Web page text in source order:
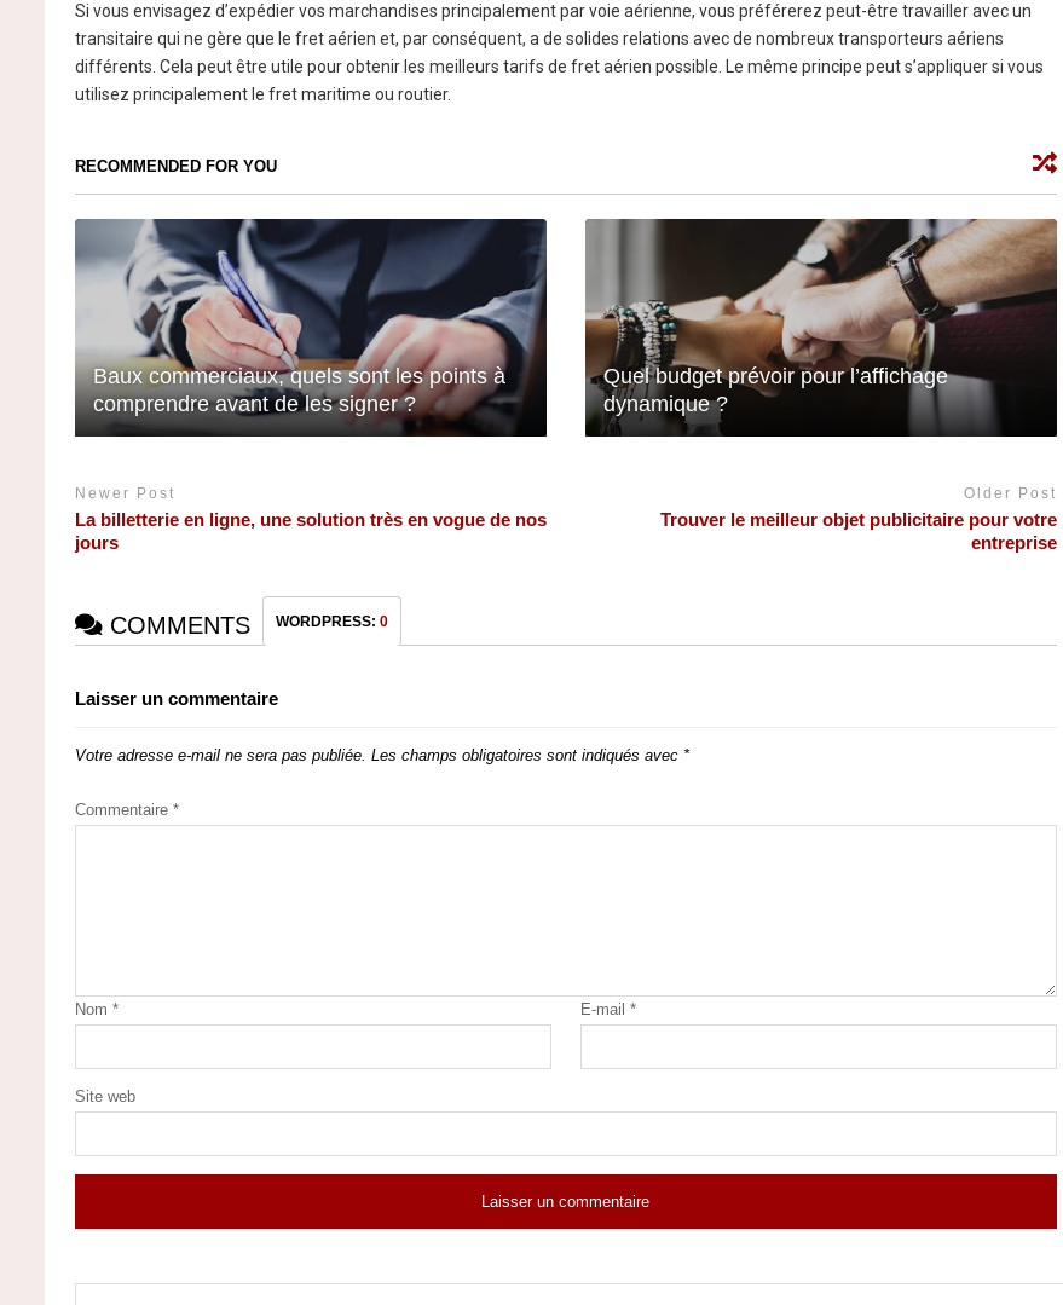
Si vous envisagez d’expédier vos marchandises principalement par voie aérienne, vous préférerez peut-être travailler avec un
transitaire qui ne gère que le fret aérien et, par conséquent, a de solides relations avec de nombreux transporteurs aériens
différents. Cela peut être utile pour obtenir les meilleurs tarifs de fret aérien possible. Le même principe peut s’appliquer si vous
utilisez principalement le fret maritime ou routier.
RECOMMENDED FOR YOU
Baux commerciaux, quels sont les points à
comprendre avant de les signer ?
Quel budget prévoir pour l’affichage
dynamique ?
Newer Post
La billetterie en ligne, une solution très en vogue de nos
jours
Older Post
Trouver le meilleur objet publicitaire pour votre
entreprise
COMMENTS WORDPRESS: 0
Laisser un commentaire
Votre adresse e-mail ne sera pas publiée. Les champs obligatoires sont indiqués avec *
Commentaire *
Nom * E-mail*
Site web